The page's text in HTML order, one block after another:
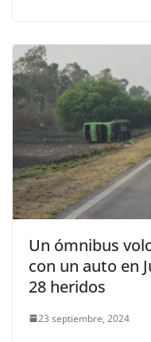
Un ómnibus
con un auto en
28 heridos
23 septiembre, 2024